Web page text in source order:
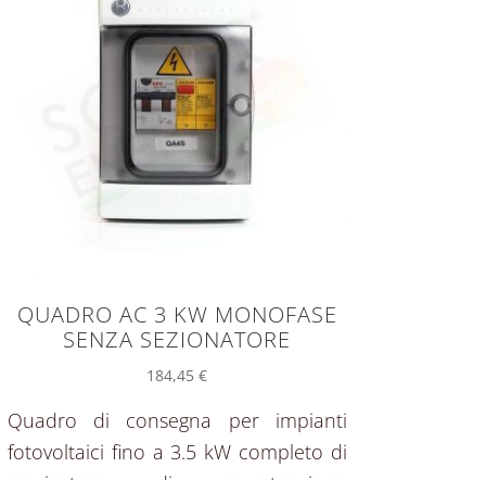
QUADRO AC 3 KW MONOFASE
SENZA SEZIONATORE
184,45€
Quadro di consegna per impianti
fotovoltaici fino a 3.5 kW completo di